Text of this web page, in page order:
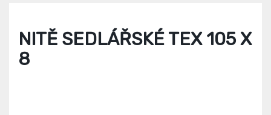
NITĚ SEDLÁŘSKÉ TEX 105 X
8